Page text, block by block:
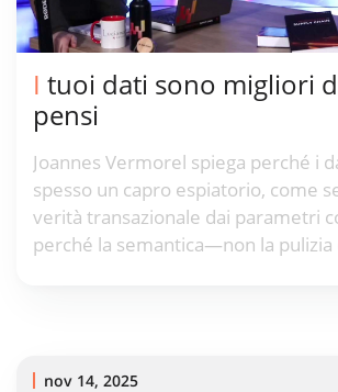
I tuoi dati sono migliori di quanto
pensi
Joannes Vermorel spiega perché i
spesso un capro espiatorio, come
verità transazionale dai parametri
perché la semantica—non la
nov 14, 2025